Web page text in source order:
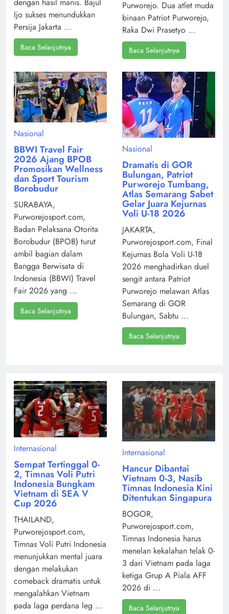
Ijo sukses menundukkan
Persija Jakarta ...
Baca Selanjutnya
Purworejo. Dua atlet muda
binaan Patriot Purworejo,
Raka Dwi Prasetyo ...
Baca Selanjutnya
Nasional
BBWI Travel Fair
2026 Ajang BPOB
Promosikan Wellness
dan Sport Tourism
Borobudur
SURABAYA,
Purworejosport.com,
Badan Pelaksana Otorita
Borobudur (BPOB) turut
ambil bagian dalam
Bangga Berwisata di
Indonesia (BBWI) Travel
Fair 2026 yang ...
Baca Selanjutnya
Nasional
Dramatis di GOR
Bulungan, Patriot
Purworejo Tumbang,
Atlas Semarang Sabet
Gelar Juara Kejurnas
Voli U-18 2026
JAKARTA,
Purworejosport.com, Final
Kejurnas Bola Voli U-18
2026 menghadirkan duel
sengit antara Patriot
Purworejo melawan Atlas
Semarang di GOR
Bulungan, Sabtu ...
Baca Selanjutnya
Internasional
Sempat Tertinggal 0-
2, Timnas Voli Putri
Indonesia Bungkam
Vietnam di SEA V
Cup 2026
THAILAND,
Purworejosport.com,
Timnas Voli Putri Indonesia
menunjukkan mental juara
dengan melakukan
comeback dramatis untuk
mengalahkan Vietnam
pada laga perdana leg ...
Internasional
Hancur Dibantai
Vietnam 0-3, Nasib
Timnas Indonesia Kini
Ditentukan Singapura
BOGOR,
Purworejosport.com,
Timnas Indonesia harus
menelan kekalahan telak 0-
3 dari Vietnam pada laga
ketiga Grup A Piala AFF
2026 di ...
Baca Selanjutnya